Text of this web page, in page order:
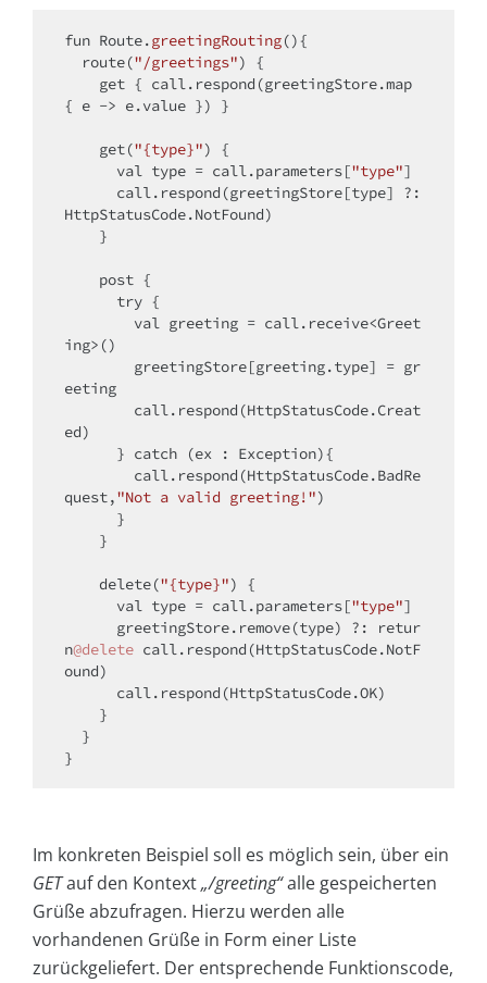
fun Route.greetingRouting(){
  route(
"/greetings") {
get { call.respond(greetingStore.map
{ e -> e.value }) }
get("{type}") {
val type = call.parameters["type"]
HttpStatusCode.NotFound)
try {
val greeting = call.receive<Greet
ing>()
eeting
ed)
      }
catch (ex : Exception){
quest,"Not a valid greeting!")
    delete(
"{type}") {
val type = call.parameters["type"]
      greetingStore.remove(type) ?:
retur
n@delete call.respond(HttpStatusCode.NotF
ound)
Im konkreten Beispiel soll es möglich sein, über ein
GETauf den Kontext„/greeting“alle gespeicherten
Grüße abzufragen. Hierzu werden alle
vorhandenen Grüße in Form einer Liste
zurückgeliefert. Der entsprechende Funktionscode,